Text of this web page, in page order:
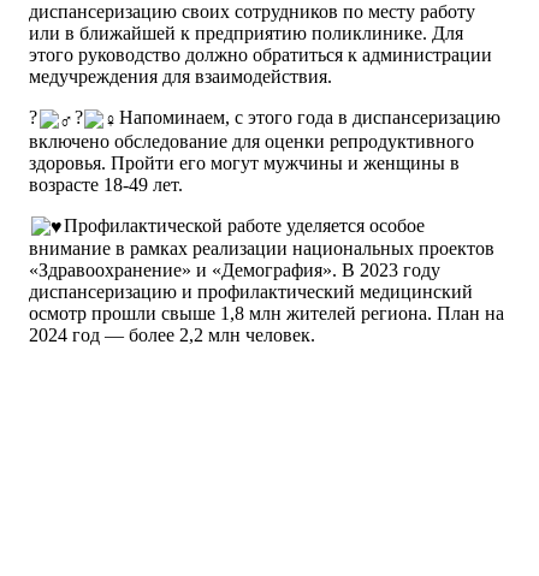
диспансеризацию своих сотрудников по месту работу
или в ближайшей к предприятию поликлинике. Для
этого руководство должно обратиться к администрации
медучреждения для взаимодействия.
?‍
?‍
Напоминаем, с этого года в диспансеризацию
включено обследование для оценки репродуктивного
здоровья. Пройти его могут мужчины и женщины в
возрасте 18-49 лет.
Профилактической работе уделяется особое
внимание в рамках реализации национальных проектов
«Здравоохранение» и «Демография». В 2023 году
диспансеризацию и профилактический медицинский
осмотр прошли свыше 1,8 млн жителей региона. План на
2024 год — более 2,2 млн человек.